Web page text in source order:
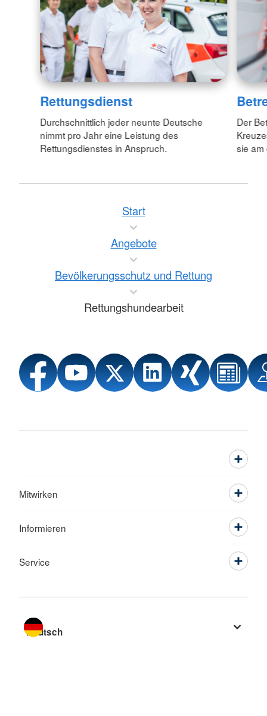
Rettungsdienst
Durchschnittlich jeder neunte Deutsche
nimmt pro Jahr eine Leistung des
Rettungsdienstes in Anspruch.
Der
sie am
Start
Angebote
Bevölkerungsschutz und Rettung
Rettungshundearbeit
Mitwirken
Informieren
Service
Sprache wechseln zu